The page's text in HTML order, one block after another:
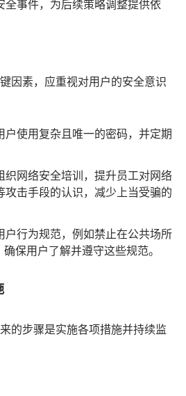
全事件，为后续策略调整提供依
因素，应重视对用户的安全意识
户使用复杂且唯一的密码，并定期
织网络安全培训，提升员工对网络
攻击手段的认识，减少上当受骗的
户行为规范，例如禁止在公共场所
保用户了解并遵守这些规范。
的步骤是实施各项措施并持续监